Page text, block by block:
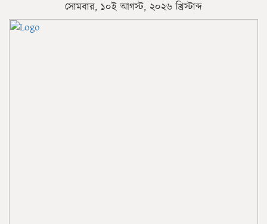
সোমবার, ১০ই আগস্ট, ২০২৬ খ্রিস্টাব্দ